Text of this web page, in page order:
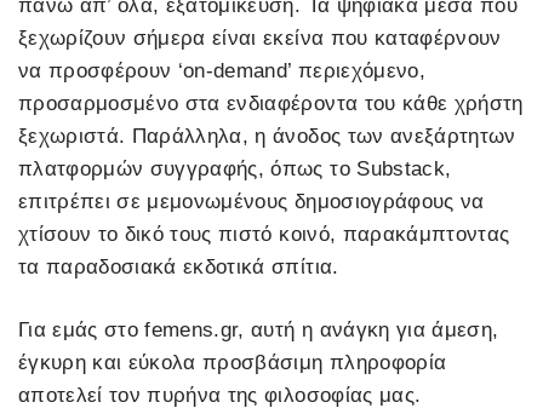
πάνω απ’ όλα, εξατομίκευση. Τα ψηφιακά μέσα που
ξεχωρίζουν σήμερα είναι εκείνα που καταφέρνουν
να προσφέρουν ‘on-demand’ περιεχόμενο,
προσαρμοσμένο στα ενδιαφέροντα του κάθε χρήστη
ξεχωριστά. Παράλληλα, η άνοδος των ανεξάρτητων
πλατφορμών συγγραφής, όπως το Substack,
επιτρέπει σε μεμονωμένους δημοσιογράφους να
χτίσουν το δικό τους πιστό κοινό, παρακάμπτοντας
τα παραδοσιακά εκδοτικά σπίτια.
Για εμάς στο femens.gr, αυτή η ανάγκη για άμεση,
έγκυρη και εύκολα προσβάσιμη πληροφορία
αποτελεί τον πυρήνα της φιλοσοφίας μας.